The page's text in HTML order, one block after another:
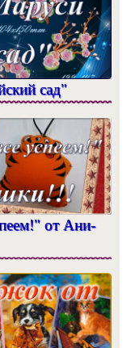
сад"
от Ани-